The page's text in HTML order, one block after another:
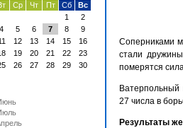
Ср Чт Пт Сб
Вс
1
2
4 5 6 7 8
9
12 13 14 15
16
19 20 21 22
23
26 27 28 29
30
Соперниками
стали
померятся
Ватерпольный
27 числа в
Результаты